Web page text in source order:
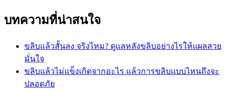
บทความที่น่าสนใจ
ขลิบแล้วสั้นลง จริงไหม? ดูแลหลังขลิบอย่างไรให้แผลสวย
มั่นใจ
ขลิบแล้วไม่แข็งเกิดจากอะไร แล้วการขลิบแบบไหนถึงจะ
ปลอดภัย